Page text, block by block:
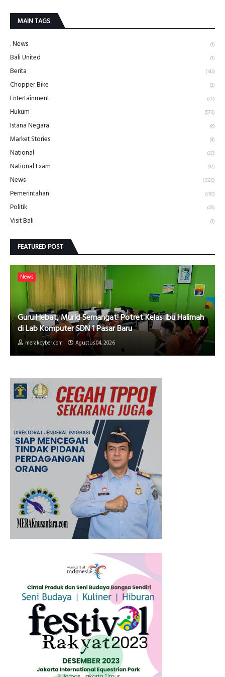
MAIN TAGS
. News (1)
Bali United (1)
Berita (143)
Chopper Bike (2)
Entertainment (20)
Hukum (576)
Istana Negara (8)
Market Stories (4)
National (20)
National Exam (97)
News (1020)
Pemerintahan (280)
Politik (45)
Visit Bali (1)
FEATURED POST
News
Guru Hebat, Murid Semangat! Potret Kelas Ibu Halimah
di Lab Komputer SDN 1 Pasar Baru
merakcyber.com Agustus 04, 2026